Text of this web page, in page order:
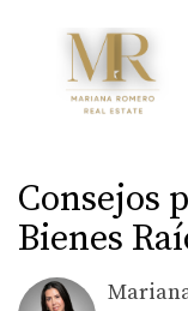
Consejos
Bienes